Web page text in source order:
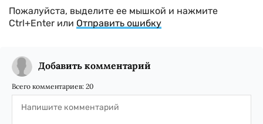
Пожалуйста, выделите ее мышкой и нажмите
Ctrl+Enter или Отправить ошибку
Добавить комментарий
Всего комментариев: 20